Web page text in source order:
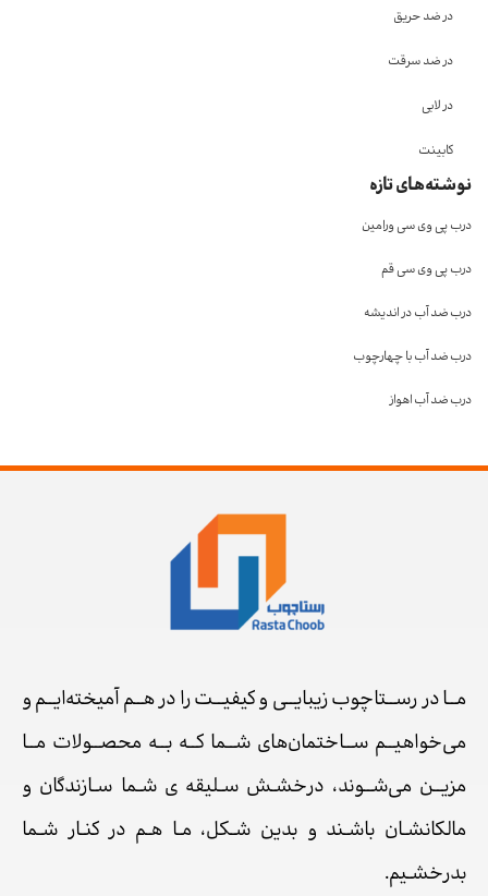
در ضد حریق
در ضد سرقت
در لابی
کابینت
نوشته‌های تازه
درب پی وی سی ورامین
درب پی وی سی قم
درب ضد آب در اندیشه
درب ضد آب با چهارچوب
درب ضد آب اهواز
مــا در رســتاچوب زیبایــی و کیفیــت را در هــم آمیخته‌ایــم و
می‌خواهیــم ســاختمان‌های شــما کــه بــه محصــولات مــا
مزیــن می‌شــوند، درخشـش سـلیقه ی شـما سـازندگان و
مالکانشـان باشـند و بدین شـکل، مـا هـم در کنـار شـما
بدرخشـیم.